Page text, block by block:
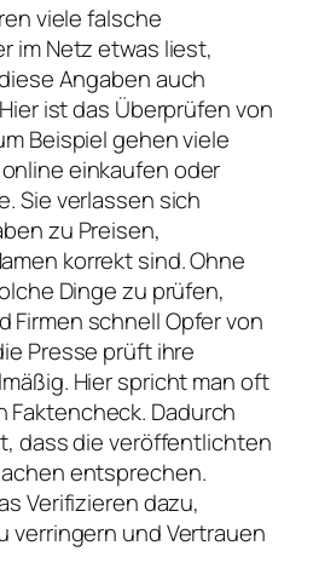
viele falsche
im Netz etwas liest,
Angaben auch
ist das Überprüfen von
Beispiel gehen viele
einkaufen oder
Sie verlassen sich
zu Preisen,
korrekt sind. Ohne
Dinge zu prüfen,
Firmen schnell Opfer von
Presse prüft ihre
Hier spricht man oft
Dadurch
dass die veröffentlichten
entsprechen.
Verifizieren dazu,
verringern und Vertrauen